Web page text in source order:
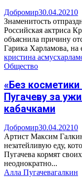
Добромир30.04.20210
Знаменитость
Российская актриса
объяснила причину
Гарика Харламова, на
кристина асмус
Общество
«Без косметики
Пугачеву за
кабачками
Добромир30.04.20210
Артист Максим
незатейливую еду,
Пугачева кормят
неоднократно...
Алла Пугачевагалкин